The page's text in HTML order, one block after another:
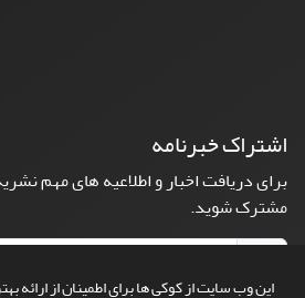
این وب سایت از کوکی ها برای اطمینان از ارائه
اشتراک خبرنامه
برای دریافت اخبار و اطلاعیه های مهم
مشترک شوید.